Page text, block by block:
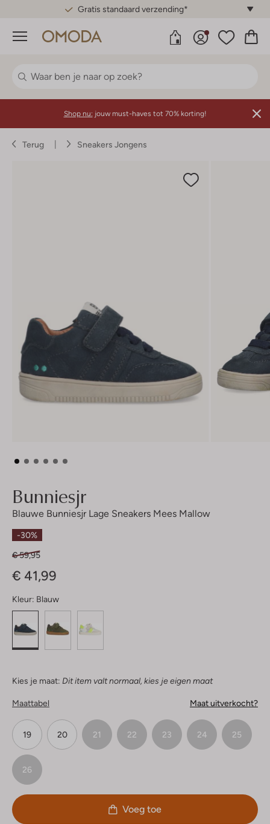
Gratis standaard verzending*
Menu
Shop nu: jouw must-haves tot 70% korting!
Terug Sneakers Jongens
Bunniesjr
Blauwe Bunniesjr Lage Sneakers Mees Mallow
-30%
€ 59,95
€ 41,99
Kleur: Blauw
Kies je maat: Dit item valt normaal, kies je eigen maat
Maattabel Maat uitverkocht?
19 20 21 22 23 24 25
26
Voeg toe